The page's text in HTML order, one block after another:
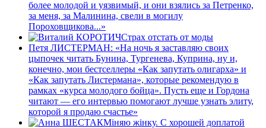
более молодой и уязвимый, и они взялись за Петренко,
за меня, за Малинина, свели в могилу
Пороховщикова...»
Страх отстать от моды
Петя ЛИСТЕРМАН: «На ночь я заставляю своих
цыпочек читать Бунина, Тургенева, Куприна, ну и,
конечно, мои бестселлеры «Как запутать олигарха» и
«Как запутать Листермана», которые рекомендую в
рамках «курса молодого бойца». Пусть еще и Гордона
читают — его интервью помогают лучше узнать элиту,
которой я продаю счастье»
Мiняю жiнку. С хорошей доплатой